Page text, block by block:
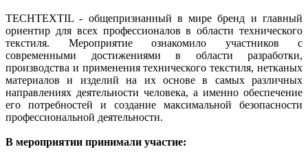
TECHTEXTIL - общепризнанный в мире бренд и главный
ориентир для всех профессионалов в области технического
текстиля. Мероприятие ознакомило участников с
современными достижениями в области разработки,
производства и применения технического текстиля, нетканых
материалов и изделий на их основе в самых различных
направлениях деятельности человека, а именно обеспечение
его потребностей и создание максимальной безопасности
профессиональной деятельности.
В мероприятии принимали участие: